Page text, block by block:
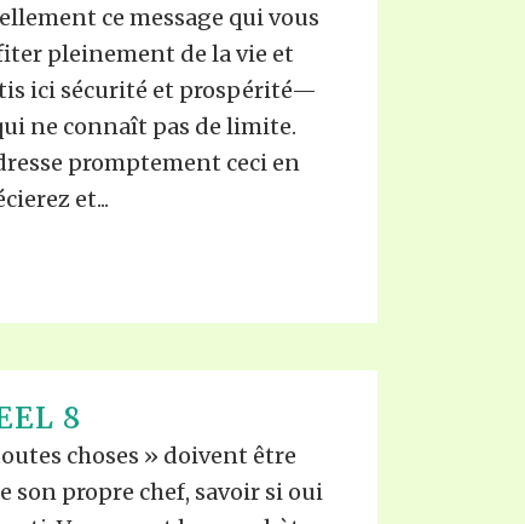
ce message qui vous
pleinement de la vie et
ici sécurité et prospérité—
ne connaît pas de limite.
promptement ceci en
et...
8
choses » doivent être
son propre chef, savoir si oui